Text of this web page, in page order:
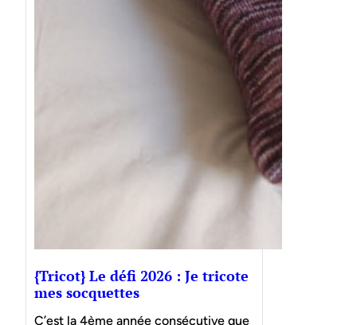
{Tricot} Le défi 2026 : Je tricote
mes socquettes
C’est la 4ème année consécutive que